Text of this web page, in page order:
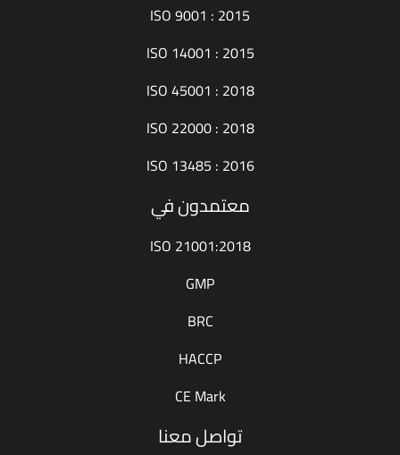
ISO 9001 : 2015
ISO 14001 : 2015
ISO 45001 : 2018
ISO 22000 : 2018
ISO 13485 : 2016
معتمدون في
ISO 21001:2018
GMP
BRC
HACCP
CE Mark
تواصل معنا